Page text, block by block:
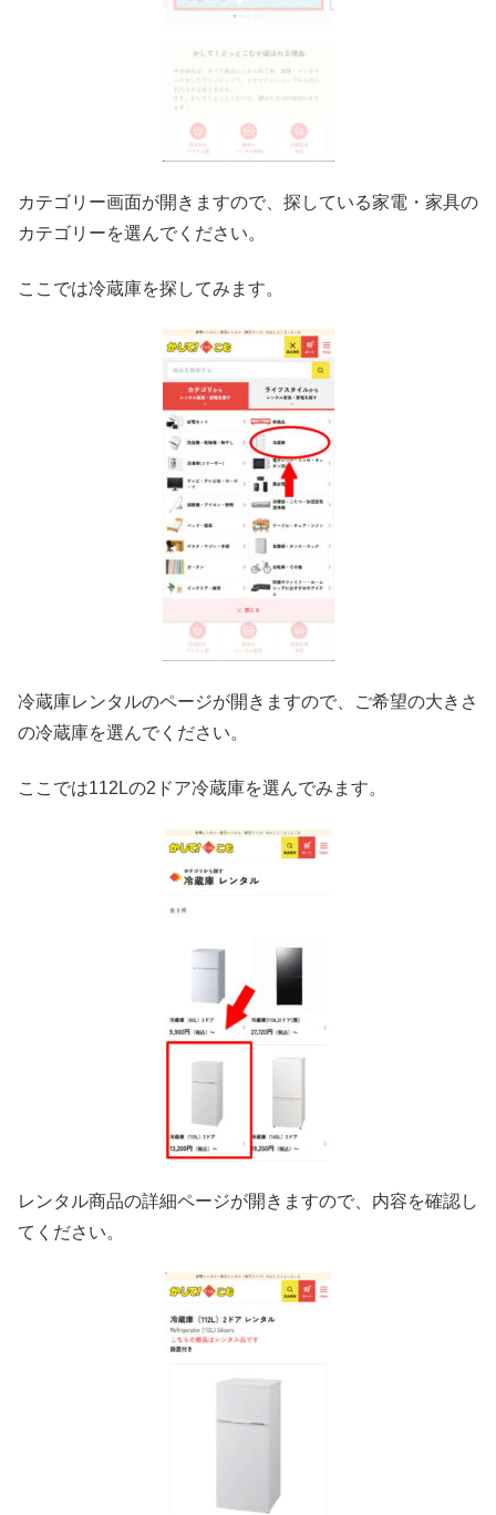
カテゴリー画面が開きますので、探している家電・家具の
カテゴリーを選んでください。
ここでは冷蔵庫を探してみます。
冷蔵庫レンタルのページが開きますので、ご希望の大きさ
の冷蔵庫を選んでください。
ここでは112Lの2ドア冷蔵庫を選んでみます。
レンタル商品の詳細ページが開きますので、内容を確認し
てください。